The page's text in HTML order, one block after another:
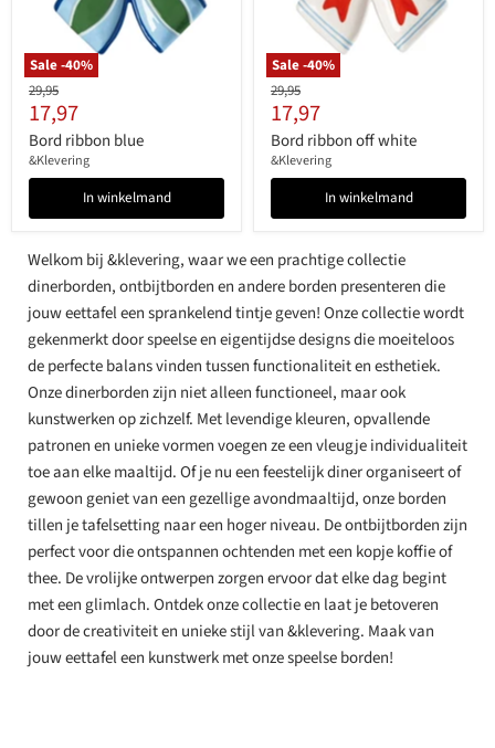
Sale -40%
Originele
prijs
29,95
Huidige
prijs
17,97
Bord ribbon blue
&Klevering
In winkelmand
Sale -40%
Originele
prijs
29,95
Huidige
prijs
17,97
Bord ribbon off white
&Klevering
In winkelmand
Welkom bij &klevering, waar we een prachtige collectie
dinerborden, ontbijtborden en andere borden presenteren die
jouw eettafel een sprankelend tintje geven! Onze collectie wordt
gekenmerkt door speelse en eigentijdse designs die moeiteloos
de perfecte balans vinden tussen functionaliteit en esthetiek.
Onze dinerborden zijn niet alleen functioneel, maar ook
kunstwerken op zichzelf. Met levendige kleuren, opvallende
patronen en unieke vormen voegen ze een vleugje individualiteit
toe aan elke maaltijd. Of je nu een feestelijk diner organiseert of
gewoon geniet van een gezellige avondmaaltijd, onze borden
tillen je tafelsetting naar een hoger niveau. De ontbijtborden zijn
perfect voor die ontspannen ochtenden met een kopje koffie of
thee. De vrolijke ontwerpen zorgen ervoor dat elke dag begint
met een glimlach. Ontdek onze collectie en laat je betoveren
door de creativiteit en unieke stijl van &klevering. Maak van
jouw eettafel een kunstwerk met onze speelse borden!